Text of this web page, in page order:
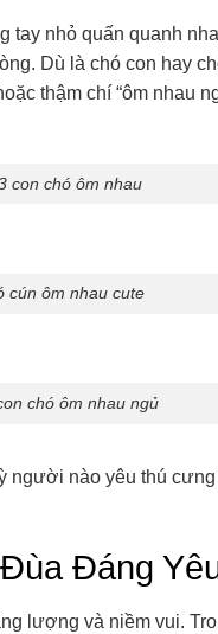
tay nhỏ quấn quanh
Dù là chó con hay
thậm chí “ôm nhau
con chó ôm nhau
cún ôm nhau cute
chó ôm nhau ngủ
người nào yêu thú
Đáng
lượng và niềm vui.